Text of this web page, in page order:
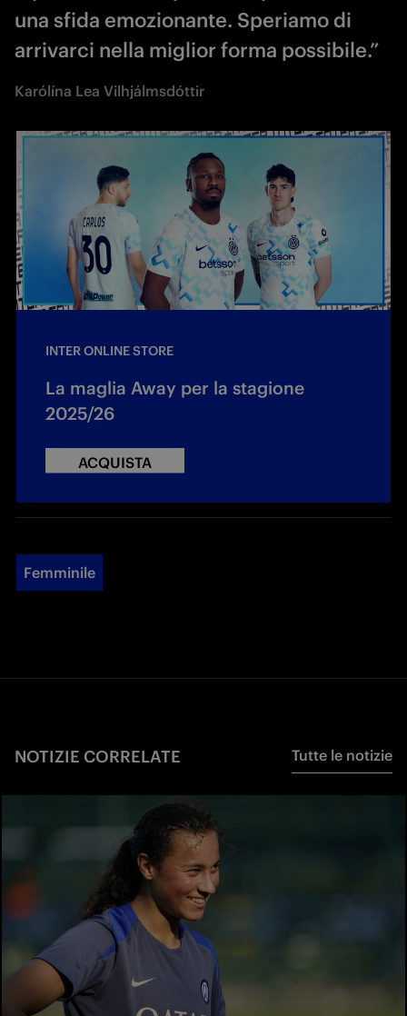
una sfida emozionante. Speriamo di
arrivarci nella miglior forma possibile.”
Karólína Lea Vilhjálmsdóttir
INTER ONLINE STORE
La maglia Away per la stagione
2025/26
ACQUISTA
Femminile
NOTIZIE CORRELATE Tutte le notizie